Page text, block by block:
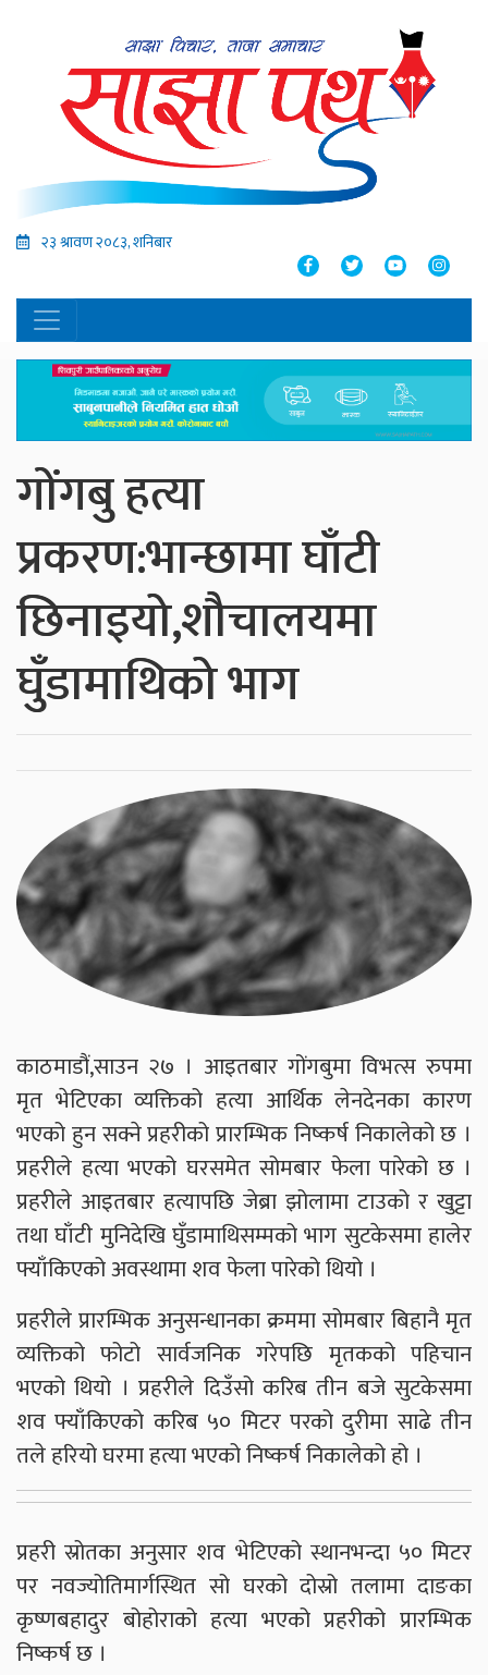
२३ श्रावण २०८३, शनिबार
गोंगबु हत्या
प्रकरण:भान्छामा घाँटी
छिनाइयो,शौचालयमा
घुँडामाथिको भाग
काठमाडौं,साउन २७ । आइतबार गोंगबुमा विभत्स रुपमा
मृत भेटिएका व्यक्तिको हत्या आर्थिक लेनदेनका कारण
भएको हुन सक्ने प्रहरीको प्रारम्भिक निष्कर्ष निकालेको छ ।
प्रहरीले हत्या भएको घरसमेत सोमबार फेला पारेको छ ।
प्रहरीले आइतबार हत्यापछि जेब्रा झोलामा टाउको र खुट्टा
तथा घाँटी मुनिदेखि घुँडामाथिसम्मको भाग सुटकेसमा हालेर
फ्याँकिएको अवस्थामा शव फेला पारेको थियो ।
प्रहरीले प्रारम्भिक अनुसन्धानका क्रममा सोमबार बिहानै मृत
व्यक्तिको फोटो सार्वजनिक गरेपछि मृतकको पहिचान
भएको थियो । प्रहरीले दिउँसो करिब तीन बजे सुटकेसमा
शव फ्याँकिएको करिब ५० मिटर परको दुरीमा साढे तीन
तले हरियो घरमा हत्या भएको निष्कर्ष निकालेको हो ।
प्रहरी स्रोतका अनुसार शव भेटिएको स्थानभन्दा ५० मिटर
पर नवज्योतिमार्गस्थित सो घरको दोस्रो तलामा दाङका
कृष्णबहादुर बोहोराको हत्या भएको प्रहरीको प्रारम्भिक
निष्कर्ष छ ।